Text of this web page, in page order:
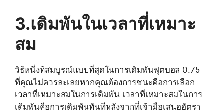
3.เดิมพันในเวลาที่เหมาะ
สม
วิธีหนึ่งที่สมบูรณ์แบบที่สุดในการเดิมพันฟุตบอล 0.75
ที่คุณไม่ควรละเลยหากคุณต้องการชนะคือการเลือก
เวลาที่เหมาะสมในการเดิมพัน เวลาที่เหมาะสมในการ
เดิมพันคือการเดิมพันทันทีหลังจากที่เจ้ามือเสนออัตรา